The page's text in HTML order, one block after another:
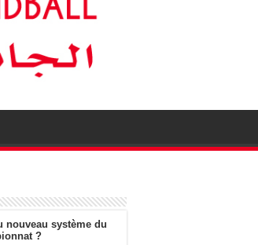
nouveau système du
?